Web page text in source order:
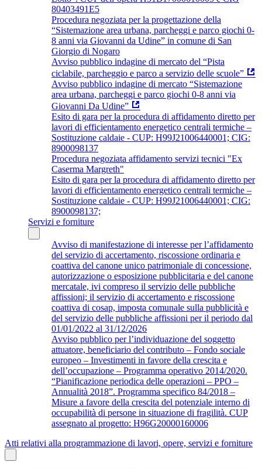
80403491E5
Procedura negoziata per la progettazione della
“Sistemazione area urbana, parcheggi e parco giochi 0-
8 anni via Giovanni da Udine” in comune di San
Giorgio di Nogaro
Avviso pubblico indagine di mercato del “Pista
ciclabile, parcheggio e parco a servizio delle scuole”
Avviso pubblico indagine di mercato “Sistemazione
area urbana, parcheggi e parco giochi 0-8 anni via
Giovanni Da Udine”
Esito di gara per la procedura di affidamento diretto per
lavori di efficientamento energetico centrali termiche –
Sostituzione caldaie - CUP: H99J21006440001; CIG:
8900098137
Procedura negoziata affidamento servizi tecnici "Ex
Caserma Margreth"
Esito di gara per la procedura di affidamento diretto per
lavori di efficientamento energetico centrali termiche –
Sostituzione caldaie - CUP: H99J21006440001; CIG:
8900098137;
Servizi e forniture
Avviso di manifestazione di interesse per l’affidamento
del servizio di accertamento, riscossione ordinaria e
coattiva del canone unico patrimoniale di concessione,
autorizzazione o esposizione pubblicitaria e del canone
mercatale, ivi compreso il servizio delle pubbliche
affissioni; il servizio di accertamento e riscossione
coattiva di cosap, imposta comunale sulla pubblicità e
del servizio delle pubbliche affissioni per il periodo dal
01/01/2022 al 31/12/2026
Avviso pubblico per l’individuazione del soggetto
attuatore, beneficiario del contributo – Fondo sociale
europeo – Investimenti in favore della crescita e
dell’occupazione – Programma operativo 2014/2020.
“Pianificazione periodica delle operazioni – PPO –
Annualità 2018”. Programma specifico 84/2018 –
Misure a favore della crescita del potenziale interno di
occupabilità di persone in situazione di fragilità. CUP
assegnato al progetto: H96G20000160006
Atti relativi alla programmazione di lavori, opere, servizi e forniture